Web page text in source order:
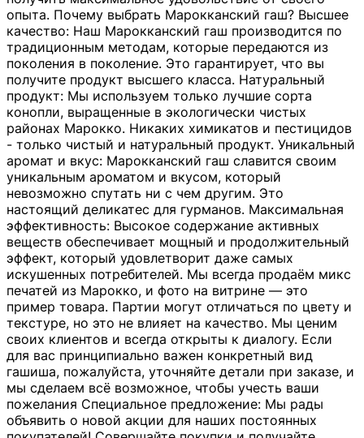
опыта. Почему выбрать Марокканский гаш? Высшее
качество: Наш Марокканский гаш производится по
традиционным методам, которые передаются из
поколения в поколение. Это гарантирует, что вы
получите продукт высшего класса. Натуральный
продукт: Мы используем только лучшие сорта
конопли, выращенные в экологически чистых
районах Марокко. Никаких химикатов и пестицидов
- только чистый и натуральный продукт. Уникальный
аромат и вкус: Марокканский гаш славится своим
уникальным ароматом и вкусом, который
невозможно спутать ни с чем другим. Это
настоящий деликатес для гурманов. Максимальная
эффективность: Высокое содержание активных
веществ обеспечивает мощный и продолжительный
эффект, который удовлетворит даже самых
искушенных потребителей. Мы всегда продаём микс
печатей из Марокко, и фото на витрине — это
пример товара. Партии могут отличаться по цвету и
текстуре, но это не влияет на качество. Мы ценим
своих клиентов и всегда открыты к диалогу. Если
для вас принципиально важен конкретный вид
гашиша, пожалуйста, уточняйте детали при заказе, и
мы сделаем всё возможное, чтобы учесть ваши
пожелания Специальное предложение: Мы рады
объявить о новой акции для наших постоянных